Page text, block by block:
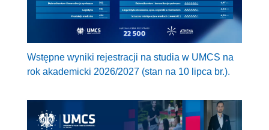
Wstępne wyniki rejestracji na studia w UMCS na
rok akademicki 2026/2027 (stan na 10 lipca br.).